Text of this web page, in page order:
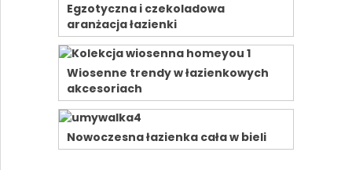
Egzotyczna i czekoladowa
aranżacja łazienki
Wiosenne trendy w łazienkowych
akcesoriach
Nowoczesna łazienka cała w bieli